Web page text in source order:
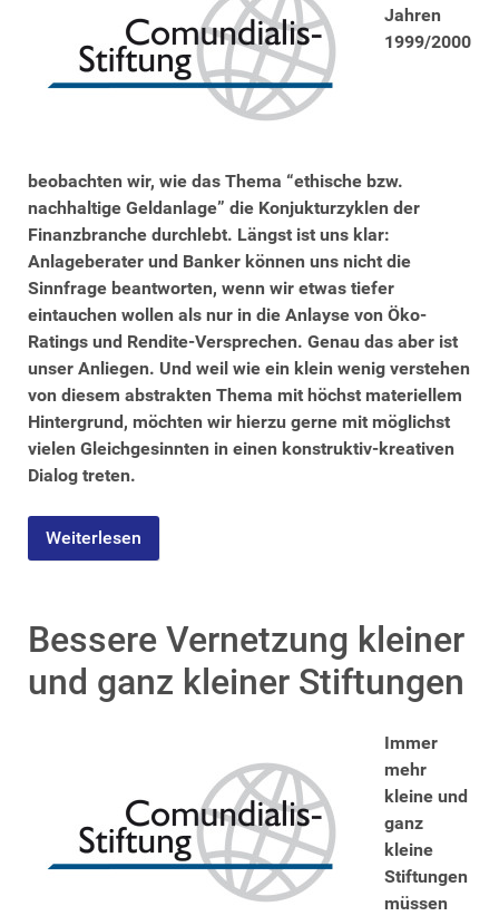
Jahren
1999/2000
beobachten wir, wie das Thema “ethische bzw.
nachhaltige Geldanlage” die Konjukturzyklen der
Finanzbranche durchlebt. Längst ist uns klar:
Anlageberater und Banker können uns nicht die
Sinnfrage beantworten, wenn wir etwas tiefer
eintauchen wollen als nur in die Anlayse von Öko-
Ratings und Rendite-Versprechen. Genau das aber ist
unser Anliegen. Und weil wie ein klein wenig verstehen
von diesem abstrakten Thema mit höchst materiellem
Hintergrund, möchten wir hierzu gerne mit möglichst
vielen Gleichgesinnten in einen konstruktiv-kreativen
Dialog treten.
Weiterlesen
Bessere Vernetzung kleiner
und ganz kleiner Stiftungen
Immer
mehr
kleine und
ganz
kleine
Stiftungen
müssen